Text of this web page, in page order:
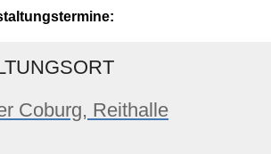
Coburg, Reithalle